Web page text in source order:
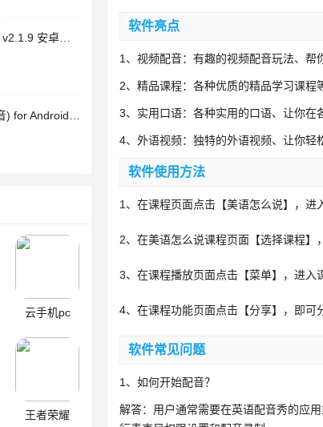
云手机pc
王者荣耀
软件亮点
1、视频配音：有趣的视频配音玩法、帮
2、精品课程：各种优质的精品学习课程
3、实用口语：各种实用的口语、让你在
4、外语视频：独特的外语视频、让你轻
软件使用方法
1、在课程页面点击【美语怎么说】，进
2、在美语怎么说课程页面【选择课程】
3、在课程播放页面点击【菜单】，进入
4、在课程功能页面点击【分享】，即可
软件常见问题
1、如何开始配音？
解答：用户通常需要在英语配音秀的应